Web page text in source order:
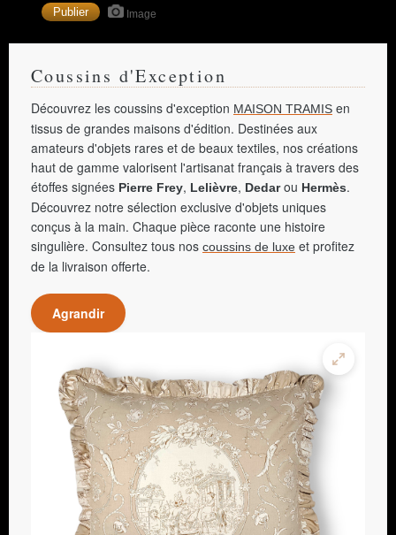
Image
Coussins d'Exception
Découvrez les coussins d'exception MAISON TRAMIS en
tissus de grandes maisons d'édition. Destinées aux
amateurs d'objets rares et de beaux textiles, nos créations
haut de gamme valorisent l'artisanat français à travers des
étoffes signées Pierre Frey, Lelièvre, Dedarou Hermès.
Découvrez notre sélection exclusive d'objets uniques
conçus à la main. Chaque pièce raconte une histoire
singulière. Consultez tous nos coussins de luxe et profitez
de la livraison offerte.
Agrandir